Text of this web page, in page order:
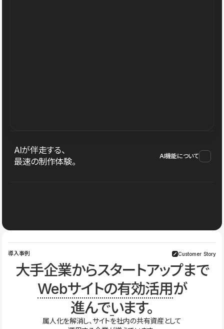
AIが伴走する、
最速の制作体験。
AI機能について
導入事例 Customer Story
大手企業からスタートアップまで
Webサイトの有効活用が
進んでいます。
属人化を解消し、サイトを社内の共有資産として